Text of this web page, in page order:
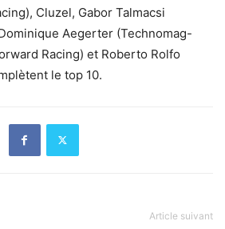
Cluzel, Gabor Talmacsi
Aegerter (Technomag-
Racing) et Roberto Rolfo
le top 10.
Article suivant